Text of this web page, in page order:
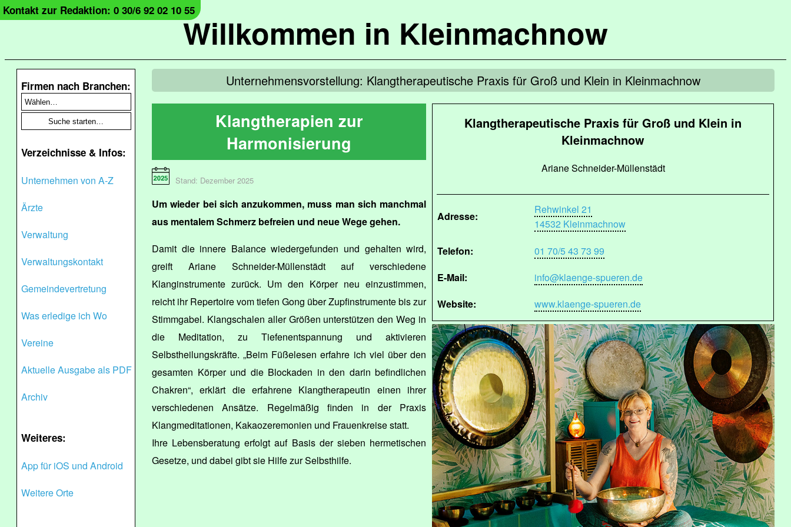
Willkommen in Kleinmachnow
Kontakt zur Redaktion: 0 30/6 92 02 10 55
Firmen nach Branchen:
Verzeichnisse & Infos:
Unternehmen von A-Z
Ärzte
Verwaltung
Verwaltungskontakt
Gemeindevertretung
Was erledige ich Wo
Vereine
Aktuelle Ausgabe als PDF
Archiv
Weiteres:
App für iOS und Android
Weitere Orte
Unternehmensvorstellung: Klangtherapeutische Praxis für Groß und Klein in Kleinmachnow
Klangtherapeutische Praxis für Groß und Klein in
Kleinmachnow
Ariane Schneider-Müllenstädt
Adresse:
Rehwinkel 21
14532 Kleinmachnow
Telefon:
01 70/5 43 73 99
E-Mail:
info@klaenge-spueren.de
Website:
www.klaenge-spueren.de
Klangtherapien zur
Harmonisierung
Stand: Dezember 2025
Um wieder bei sich anzukommen, muss man sich manchmal
aus mentalem Schmerz befreien und neue Wege gehen.
Damit die innere Balance wiedergefunden und gehalten wird,
greift Ariane Schneider-Müllenstädt auf verschiedene
Klanginstrumente zurück. Um den Körper neu einzustimmen,
reicht ihr Repertoire vom tiefen Gong über Zupfinstrumente bis zur
Stimmgabel. Klangschalen aller Größen unterstützen den Weg in
die Meditation, zu Tiefenentspannung und aktivieren
Selbstheilungskräfte. „Beim Füßelesen erfahre ich viel über den
gesamten Körper und die Blockaden in den darin befindlichen
Chakren“, erklärt die erfahrene Klangtherapeutin einen ihrer
verschiedenen Ansätze. Regelmäßig finden in der Praxis
Klangmeditationen, Kakaozeremonien und Frauenkreise statt.
Ihre Lebensberatung erfolgt auf Basis der sieben hermetischen
Gesetze, und dabei gibt sie Hilfe zur Selbsthilfe.